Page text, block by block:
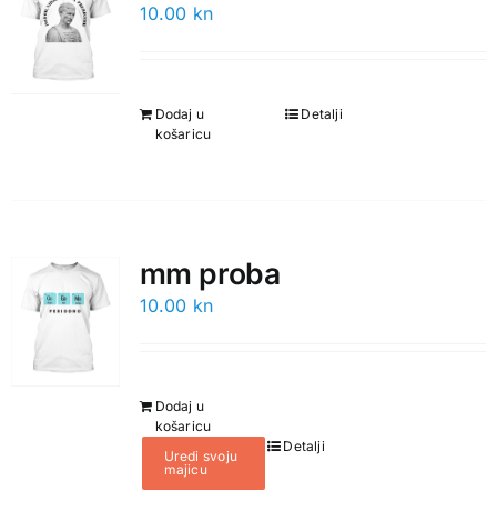
10.00 kn
Dodaj u
košaricu
Detalji
mm proba
10.00 kn
Dodaj u
košaricu
Uredi svoju
majicu
Detalji